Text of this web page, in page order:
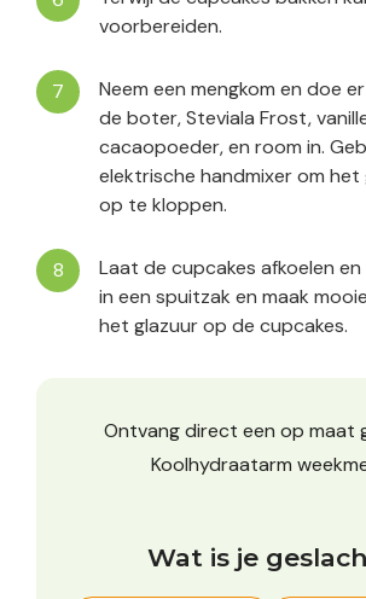
voorbereiden.
Neem een mengkom en doe
de boter, Steviala Frost,
cacaopoeder, en room in.
elektrische handmixer om het
op te kloppen.
Laat de cupcakes afkoelen
in een spuitzak en maak
het glazuur op de cupcakes.
Ontvang direct een op maat
Koolhydraatarm
Wat is je